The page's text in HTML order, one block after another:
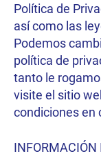
Política de
así como las
Podemos
política de
tanto le
visite el sitio
condiciones en
INFORMACIÓN